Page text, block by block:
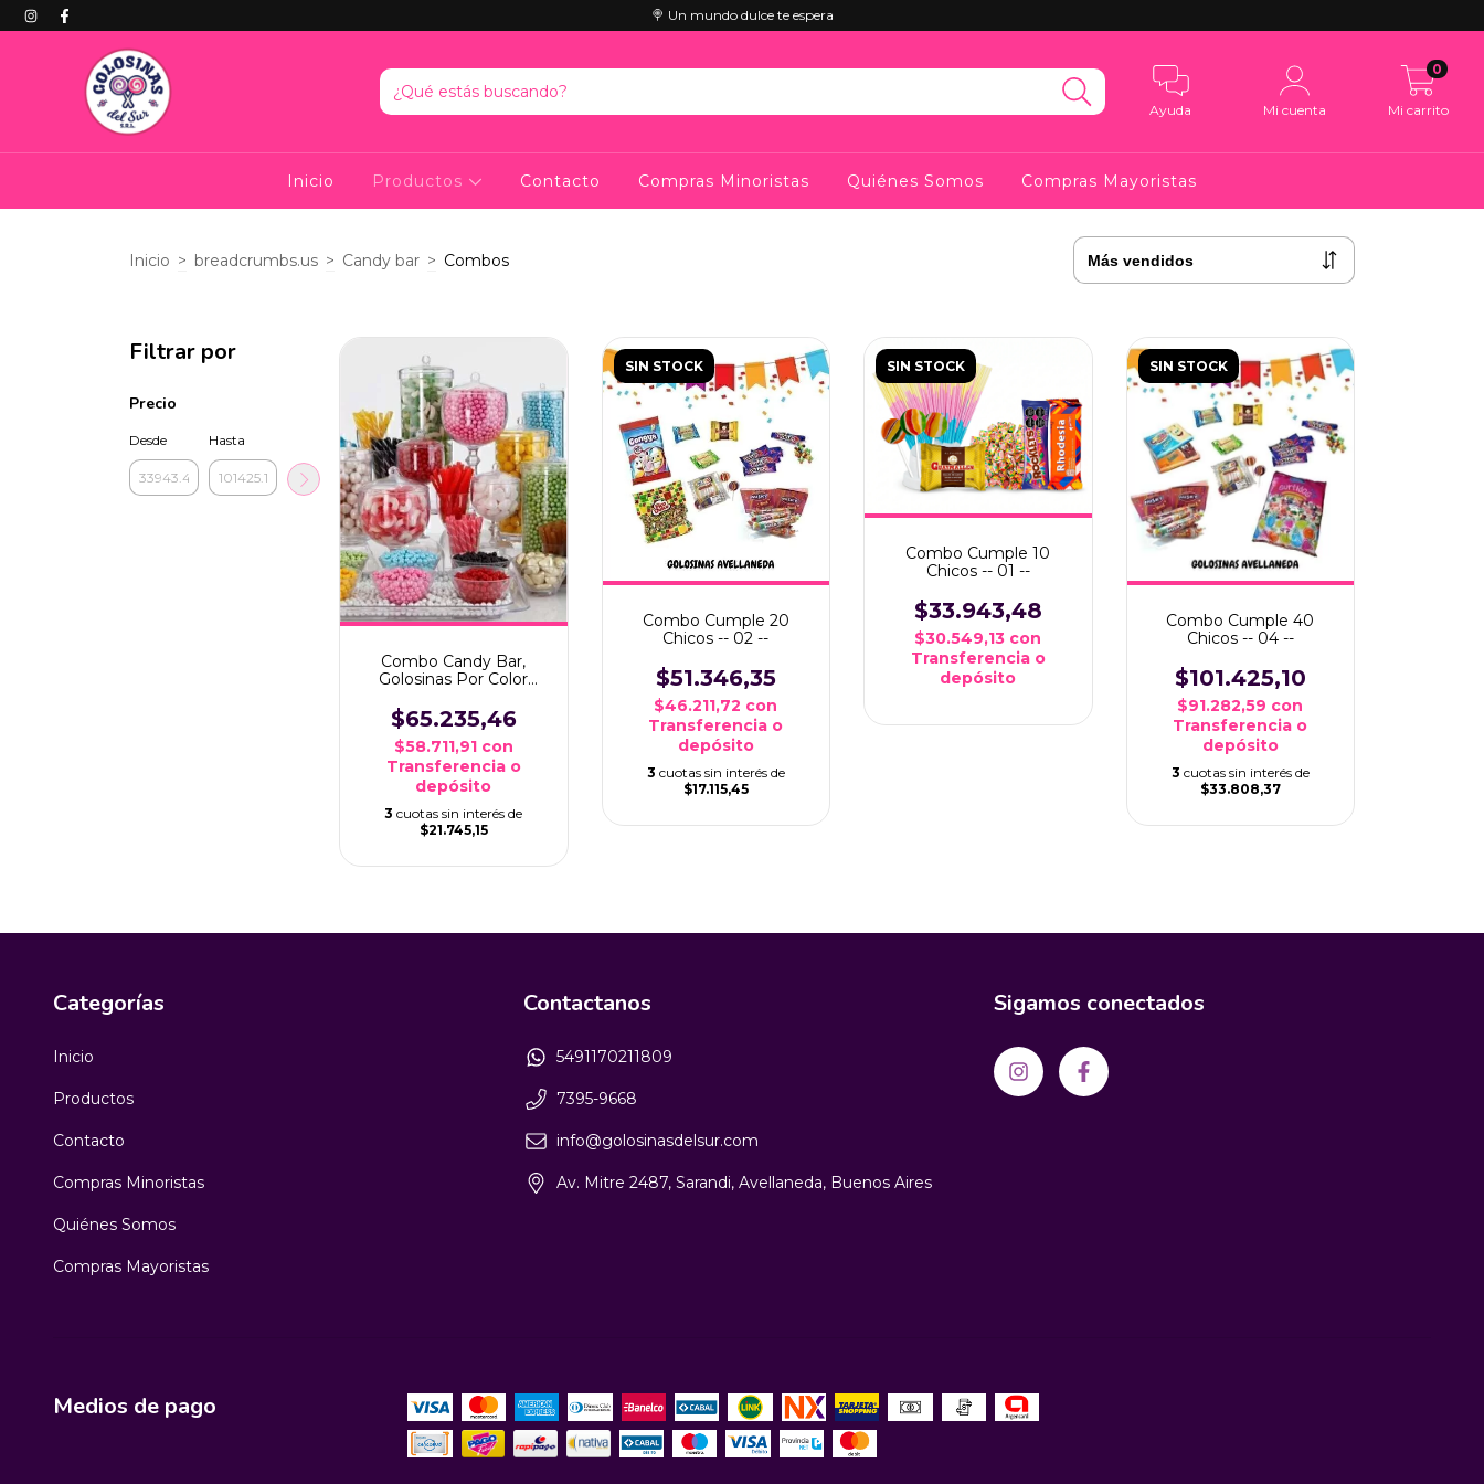
🍭 Un mundo dulce te espera
Ayuda Mi cuenta Mi carrito
0
Inicio Productos Contacto Compras Minoristas Quiénes Somos Compras Mayoristas
Inicio > breadcrumbs.us > Candy bar > Combos
Filtrar por
Precio
Desde Hasta
Combo Candy Bar,
Golosinas Por Color
$65.235,46
$58.711,91 con
Transferencia o
depósito
3 cuotas sin interés de
$21.745,15
SIN STOCK
Combo Cumple 20
Chicos -- 02 --
$51.346,35
$46.211,72 con
Transferencia o
depósito
3 cuotas sin interés de
$17.115,45
SIN STOCK
Combo Cumple 10
Chicos -- 01 --
$33.943,48
$30.549,13 con
Transferencia o
depósito
SIN STOCK
Combo Cumple 40
Chicos -- 04 --
$101.425,10
$91.282,59 con
Transferencia o
depósito
3 cuotas sin interés de
$33.808,37
Categorías
Inicio
Productos
Contacto
Compras Minoristas
Quiénes Somos
Compras Mayoristas
Contactanos
5491170211809
7395-9668
info@golosinasdelsur.com
Av. Mitre 2487, Sarandi, Avellaneda, Buenos Aires
Sigamos conectados
Medios de pago